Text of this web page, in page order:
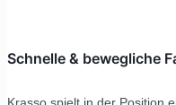
Schnelle & bewegliche